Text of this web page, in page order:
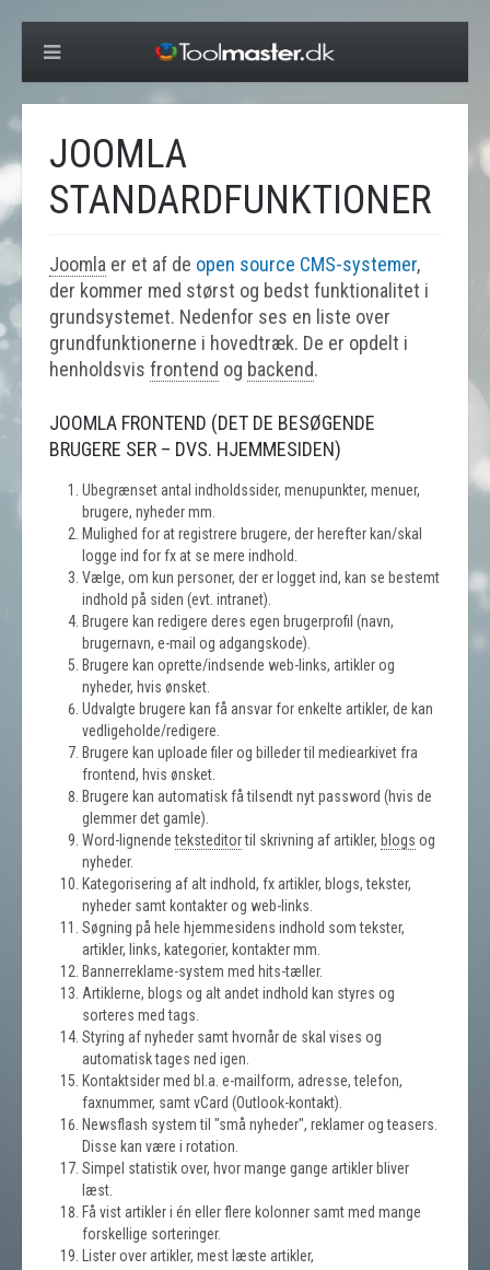
JOOMLA
STANDARDFUNKTIONER
Joomla er et af de open source CMS-systemer,
der kommer med størst og bedst funktionalitet i
grundsystemet. Nedenfor ses en liste over
grundfunktionerne i hovedtræk. De er opdelt i
henholdsvis frontend og backend.
JOOMLA FRONTEND (DET DE BESØGENDE
BRUGERE SER – DVS. HJEMMESIDEN)
Ubegrænset antal indholdssider, menupunkter, menuer,
brugere, nyheder mm.
Mulighed for at registrere brugere, der herefter kan/skal
logge ind for fx at se mere indhold.
Vælge, om kun personer, der er logget ind, kan se bestemt
indhold på siden (evt. intranet).
Brugere kan redigere deres egen brugerprofil (navn,
brugernavn, e-mail og adgangskode).
Brugere kan oprette/indsende web-links, artikler og
nyheder, hvis ønsket.
Udvalgte brugere kan få ansvar for enkelte artikler, de kan
vedligeholde/redigere.
Brugere kan uploade filer og billeder til mediearkivet fra
frontend, hvis ønsket.
Brugere kan automatisk få tilsendt nyt password (hvis de
glemmer det gamle).
Word-lignendeteksteditortil skrivning af artikler, blogs og
nyheder.
Kategorisering af alt indhold, fx artikler, blogs, tekster,
nyheder samt kontakter og web-links.
Søgning på hele hjemmesidens indhold som tekster,
artikler, links, kategorier, kontakter mm.
Bannerreklame-system med hits-tæller.
Artiklerne, blogs og alt andet indhold kan styres og
sorteres med tags.
Styring af nyheder samt hvornår de skal vises og
automatisk tages ned igen.
Kontaktsider med bl.a. e-mailform, adresse, telefon,
faxnummer, samt vCard (Outlook-kontakt).
Newsflash system til "små nyheder", reklamer og teasers.
Disse kan være i rotation.
Simpel statistik over, hvor mange gange artikler bliver
læst.
Få vist artikler i én eller flere kolonner samt med mange
forskellige sorteringer.
Lister over artikler, mest læste artikler,